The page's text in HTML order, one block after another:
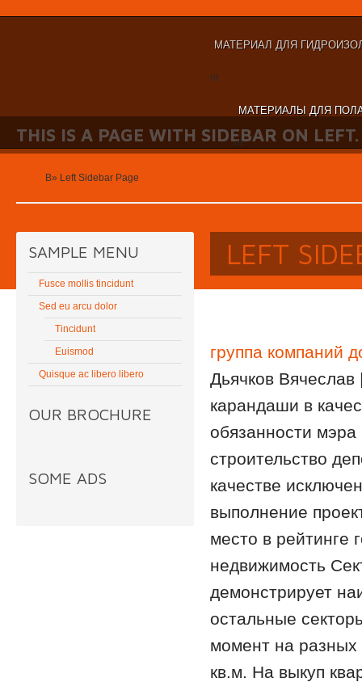
МАТЕРИАЛ ДЛЯ
nt
МАТЕРИАЛЫ ДЛЯ
nt
THIS IS A PAGE WITH SIDEBAR ON LEFT.
В» Left Sidebar Page
SAMPLE MENU
Fusce mollis tincidunt
Sed eu arcu dolor
Tincidunt
Euismod
Quisque ac libero libero
OUR BROCHURE
SOME ADS
LEFT
группа компаний
Дьячков
карандаши в
обязанности
строительство
качестве
выполнение
место в рейтинге
недвижимость
демонстрирует
остальные
момент на разных
кв.м. На выкуп